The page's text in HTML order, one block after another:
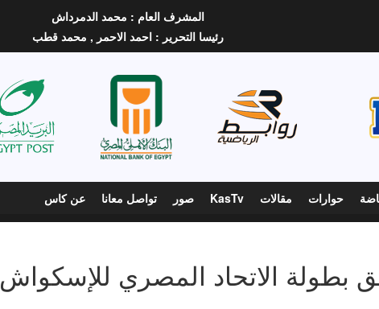
المشرف العام : محمد الدمرداش
رئيسا التحرير : احمد الاحمر , محمد قطب
حوارات مقالات KasTv صور تواصل معانا عن كاس
الاتحاد المصري للإسكواش